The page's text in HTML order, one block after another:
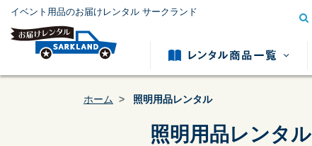
イベント用品のお届けレンタル サークランド
ホーム 照明用品レンタル
照明用品レンタル